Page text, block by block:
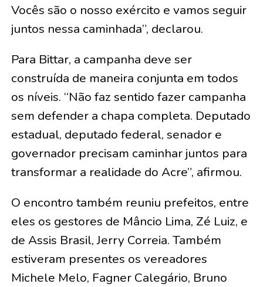
Vocês são o nosso exército e vamos seguir
juntos nessa caminhada”, declarou.
Para Bittar, a campanha deve ser
construída de maneira conjunta em todos
os níveis. “Não faz sentido fazer campanha
sem defender a chapa completa. Deputado
estadual, deputado federal, senador e
governador precisam caminhar juntos para
transformar a realidade do Acre”, afirmou.
O encontro também reuniu prefeitos, entre
eles os gestores de Mâncio Lima, Zé Luiz, e
de Assis Brasil, Jerry Correia. Também
estiveram presentes os vereadores
Michele Melo, Fagner Calegário, Bruno